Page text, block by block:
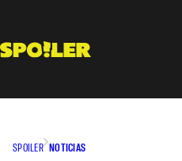
contenido
SPOILER NOTICIAS